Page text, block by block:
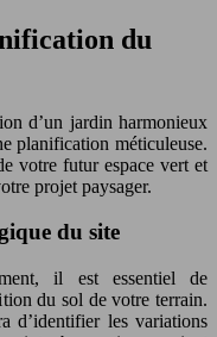
du
d’un jardin harmonieux
planification méticuleuse.
votre futur espace vert et
projet paysager.
du site
il est essentiel de
du sol de votre terrain.
d’identifier les variations